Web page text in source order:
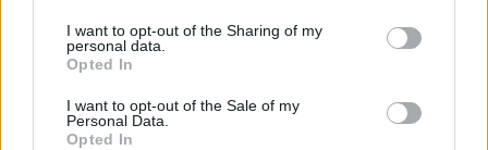
I want to opt-out of the Sharing of my
personal data.
Opted In
I want to opt-out of the Sale of my
Personal Data.
Opted In
Un plantain vert par jour
pour prévenir le cancer
colorectal
naturellement : astuces et